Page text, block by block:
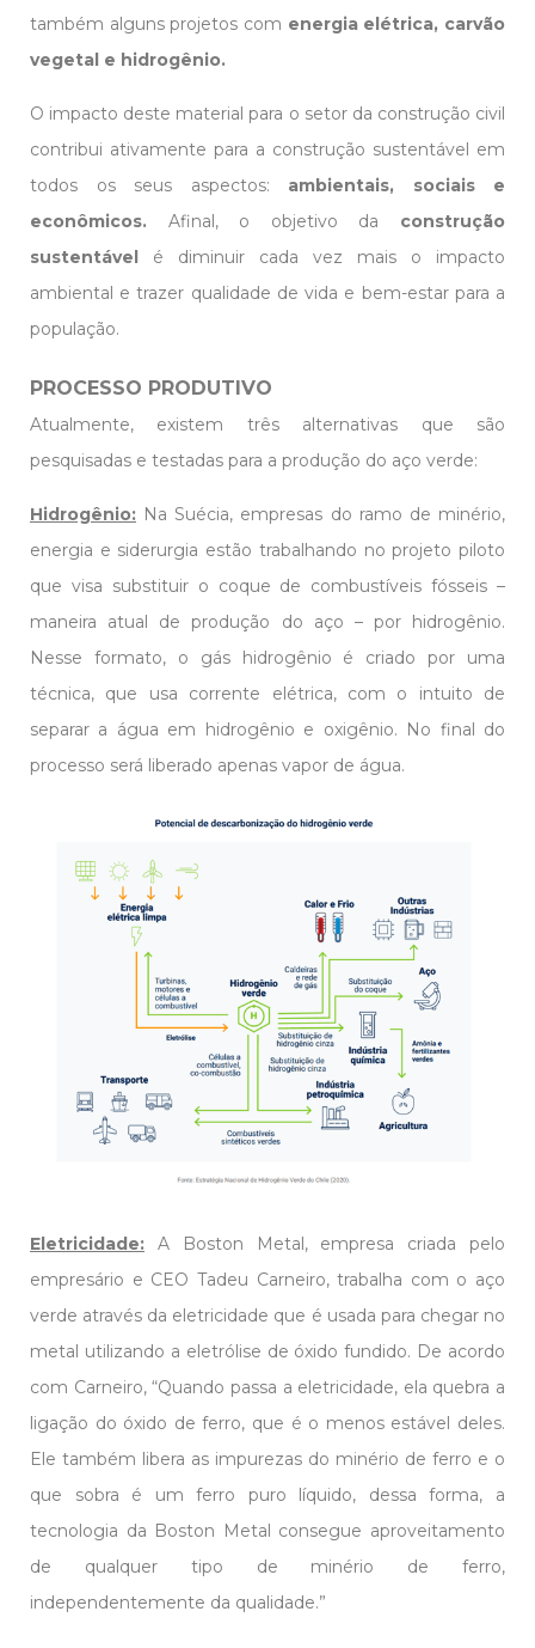
também alguns projetos com energia elétrica, carvão
vegetal e hidrogênio.
O impacto deste material para o setor da construção civil
contribui ativamente para a construção sustentável em
todos os seus aspectos: ambientais, sociais e
econômicos. Afinal, o objetivo da construção
sustentável é diminuir cada vez mais o impacto
ambiental e trazer qualidade de vida e bem-estar para a
população.
PROCESSO PRODUTIVO
Atualmente, existem três alternativas que são
pesquisadas e testadas para a produção do aço verde:
Hidrogênio: Na Suécia, empresas do ramo de minério,
energia e siderurgia estão trabalhando no projeto piloto
que visa substituir o coque de combustíveis fósseis –
maneira atual de produção do aço – por hidrogênio.
Nesse formato, o gás hidrogênio é criado por uma
técnica, que usa corrente elétrica, com o intuito de
separar a água em hidrogênio e oxigênio. No final do
processo será liberado apenas vapor de água.
Eletricidade:
A Boston Metal, empresa criada pelo
empresário e CEO Tadeu Carneiro, trabalha com o aço
verde através da eletricidade que é usada para chegar no
metal utilizando a eletrólise de óxido fundido. De acordo
com Carneiro, “Quando passa a eletricidade, ela quebra a
ligação do óxido de ferro, que é o menos estável deles.
Ele também libera as impurezas do minério de ferro e o
que sobra é um ferro puro líquido, dessa forma, a
tecnologia da Boston Metal consegue aproveitamento
de qualquer tipo de minério de ferro,
independentemente da qualidade.”